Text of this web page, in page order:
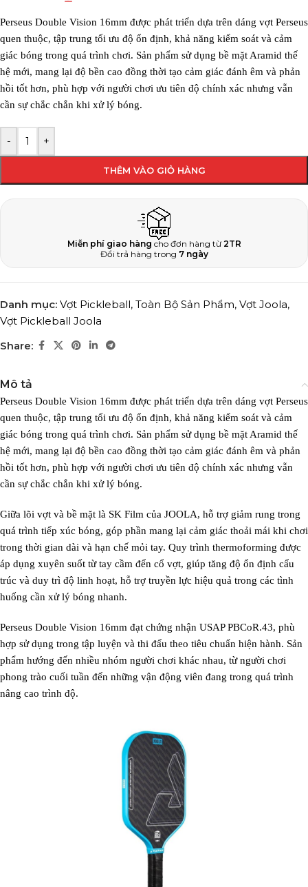
Perseus Double Vision 16mm được phát triển dựa trên dáng vợt Perseus
quen thuộc, tập trung tối ưu độ ổn định, khả năng kiểm soát và cảm
giác bóng trong quá trình chơi. Sản phẩm sử dụng bề mặt Aramid thế
hệ mới, mang lại độ bền cao đồng thời tạo cảm giác đánh êm và phản
hồi tốt hơn, phù hợp với người chơi ưu tiên độ chính xác nhưng vẫn
cần sự chắc chắn khi xử lý bóng.
- +
THÊM VÀO GIỎ HÀNG
Miễn phí giao hàng cho đơn hàng từ 2TR
Đổi trả hàng trong 7 ngày
Danh mục: Vợt Pickleball, Toàn Bộ Sản Phẩm, Vợt Joola,
Vợt Pickleball Joola
Share:
Mô tả
Perseus Double Vision 16mm được phát triển dựa trên dáng vợt Perseus
quen thuộc, tập trung tối ưu độ ổn định, khả năng kiểm soát và cảm
giác bóng trong quá trình chơi. Sản phẩm sử dụng bề mặt Aramid thế
hệ mới, mang lại độ bền cao đồng thời tạo cảm giác đánh êm và phản
hồi tốt hơn, phù hợp với người chơi ưu tiên độ chính xác nhưng vẫn
cần sự chắc chắn khi xử lý bóng.
Giữa lõi vợt và bề mặt là SK Film của JOOLA, hỗ trợ giảm rung trong
quá trình tiếp xúc bóng, góp phần mang lại cảm giác thoải mái khi chơi
trong thời gian dài và hạn chế mỏi tay. Quy trình thermoforming được
áp dụng xuyên suốt từ tay cầm đến cổ vợt, giúp tăng độ ổn định cấu
trúc và duy trì độ linh hoạt, hỗ trợ truyền lực hiệu quả trong các tình
huống cần xử lý bóng nhanh.
Perseus Double Vision 16mm đạt chứng nhận USAP PBCoR.43, phù
hợp sử dụng trong tập luyện và thi đấu theo tiêu chuẩn hiện hành. Sản
phẩm hướng đến nhiều nhóm người chơi khác nhau, từ người chơi
phong trào cuối tuần đến những vận động viên đang trong quá trình
nâng cao trình độ.